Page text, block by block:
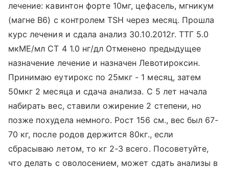
лечение: кавинтон форте 10мг, цефасель, мгникум
(магне В6) с контролем ТSH через месяц. Прошла
курс лечения и сдала анализ 30.10.2012г. ТТГ 5.0
мкМЕ/мл СТ 4 1.0 нг/дл Отменено предыдущее
назначение лечение и назначен Левотироксин.
Принимаю еутирокс по 25мкг - 1 месяц, затем
50мкг 2 месяца и сдача анализа. С 5 лет начала
набирать вес, ставили ожирение 2 степени, но
позже похудела немного. Рост 156 см., вес был 67-
70 кг, после родов держится 80кг., если
сбрасываю летом, то кг 2-3 всего. Посоветуйте,
что делать с оволосением, может сдать анализы в